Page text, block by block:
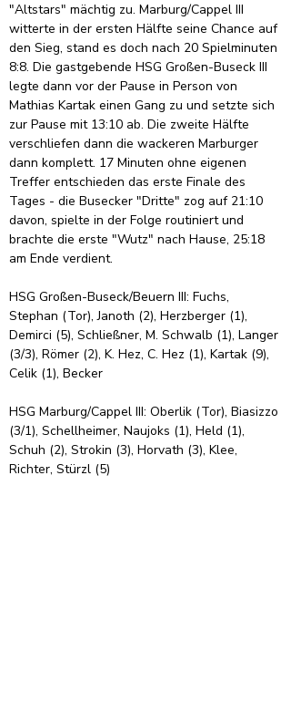
"Altstars" mächtig zu. Marburg/Cappel III
witterte in der ersten Hälfte seine Chance auf
den Sieg, stand es doch nach 20 Spielminuten
8:8. Die gastgebende HSG Großen-Buseck III
legte dann vor der Pause in Person von
Mathias Kartak einen Gang zu und setzte sich
zur Pause mit 13:10 ab. Die zweite Hälfte
verschliefen dann die wackeren Marburger
dann komplett. 17 Minuten ohne eigenen
Treffer entschieden das erste Finale des
Tages - die Busecker "Dritte" zog auf 21:10
davon, spielte in der Folge routiniert und
brachte die erste "Wutz" nach Hause, 25:18
am Ende verdient.
HSG Großen-Buseck/Beuern III: Fuchs,
Stephan (Tor), Janoth (2), Herzberger (1),
Demirci (5), Schließner, M. Schwalb (1), Langer
(3/3), Römer (2), K. Hez, C. Hez (1), Kartak (9),
Celik (1), Becker
HSG Marburg/Cappel III: Oberlik (Tor), Biasizzo
(3/1), Schellheimer, Naujoks (1), Held (1),
Schuh (2), Strokin (3), Horvath (3), Klee,
Richter, Stürzl (5)